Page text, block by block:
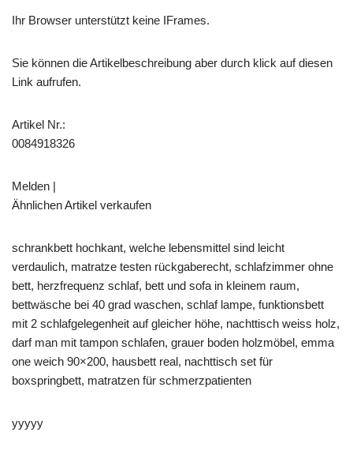
Ihr Browser unterstützt keine IFrames.
Sie können die Artikelbeschreibung aber durch klick auf diesen
Link aufrufen.
Artikel Nr.:
0084918326
Melden |
Ähnlichen Artikel verkaufen
schrankbett hochkant, welche lebensmittel sind leicht
verdaulich, matratze testen rückgaberecht, schlafzimmer ohne
bett, herzfrequenz schlaf, bett und sofa in kleinem raum,
bettwäsche bei 40 grad waschen, schlaf lampe, funktionsbett
mit 2 schlafgelegenheit auf gleicher höhe, nachttisch weiss holz,
darf man mit tampon schlafen, grauer boden holzmöbel, emma
one weich 90×200, hausbett real, nachttisch set für
boxspringbett, matratzen für schmerzpatienten
yyyyy